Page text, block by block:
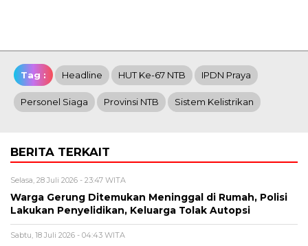
Tag : Headline HUT Ke-67 NTB IPDN Praya
Personel Siaga Provinsi NTB Sistem Kelistrikan
BERITA TERKAIT
Selasa, 28 Juli 2026 - 23:47 WITA
Warga Gerung Ditemukan Meninggal di Rumah, Polisi
Lakukan Penyelidikan, Keluarga Tolak Autopsi
Sabtu, 18 Juli 2026 - 04:43 WITA